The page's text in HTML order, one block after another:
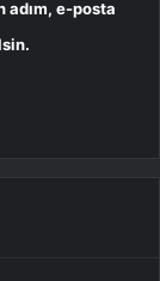
adım, e-posta